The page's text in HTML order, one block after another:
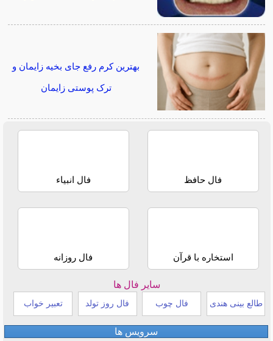
بهترین کرم رفع جای بخیه زایمان و
ترک پوستی زایمان
فال حافظ فال انبیاء
استخاره با قرآن فال روزانه
سایر فال ها
طالع بینی هندی فال چوب فال روز تولد تعبیر خواب
سرویس ها